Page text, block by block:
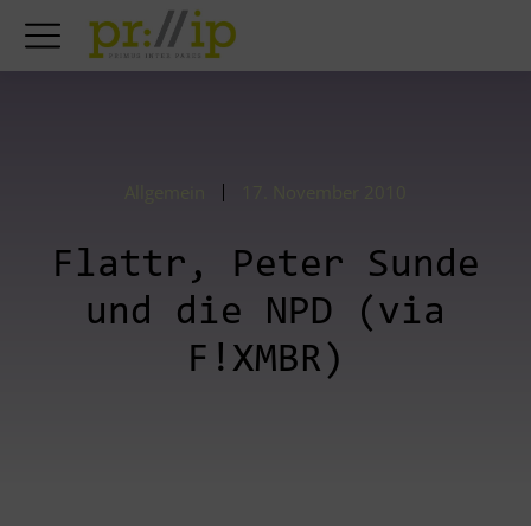
Flattr, Peter Sunde
und die NPD (via
F!XMBR)